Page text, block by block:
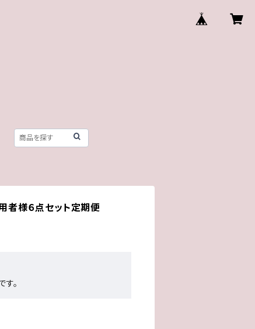
者様６点セット定期便
。